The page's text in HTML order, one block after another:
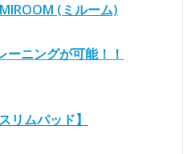
(ミルーム)
ニングが可能！！
リムパッド】